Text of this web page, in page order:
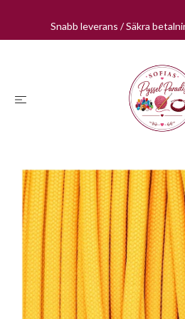
Snabb leverans / Säkra